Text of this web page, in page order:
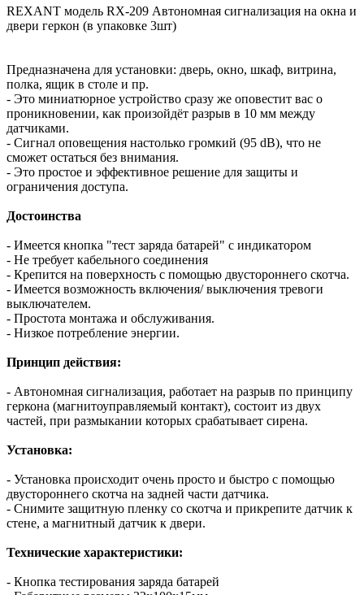
REXANT модель RX-209 Автономная сигнализация на окна и
двери геркон (в упаковке 3шт)
Предназначена для установки: дверь, окно, шкаф, витрина,
полка, ящик в столе и пр.
- Это миниатюрное устройство сразу же оповестит вас о
проникновении, как произойдёт разрыв в 10 мм между
датчиками.
- Сигнал оповещения настолько громкий (95 dB), что не
сможет остаться без внимания.
- Это простое и эффективное решение для защиты и
ограничения доступа.
Достоинства
- Имеется кнопка "тест заряда батарей" с индикатором
- Не требует кабельного соединения
- Крепится на поверхность с помощью двустороннего скотча.
- Имеется возможность включения/ выключения тревоги
выключателем.
- Простота монтажа и обслуживания.
- Низкое потребление энергии.
Принцип действия:
- Автономная сигнализация, работает на разрыв по принципу
геркона (магнитоуправляемый контакт), состоит из двух
частей, при размыкании которых срабатывает сирена.
Установка:
- Установка происходит очень просто и быстро с помощью
двустороннего скотча на задней части датчика.
- Снимите защитную пленку со скотча и прикрепите датчик к
стене, а магнитный датчик к двери.
Технические характеристики:
- Кнопка тестирования заряда батарей